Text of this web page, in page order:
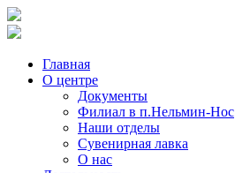
Главная
О центре
Документы
Филиал в п.Нельмин-Нос
Наши отделы
Сувенирная лавка
О нас